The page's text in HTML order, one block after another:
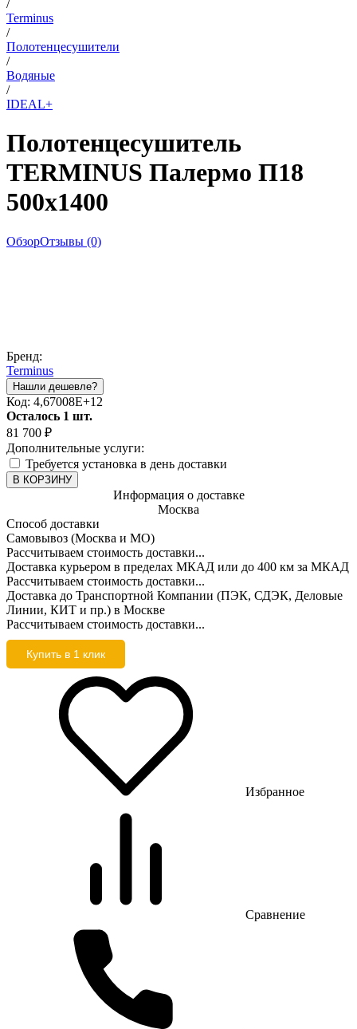
/
Terminus
/
Полотенцесушители
/
Водяные
/
IDEAL+
Полотенцесушитель
TERMINUS Палермо П18
500х1400
ОбзорОтзывы (0)
Бренд:
Terminus
Код: 4,67008E+12
Осталось 1 шт.
81 700 ₽
Дополнительные услуги:
Требуется установка в день доставки
В КОРЗИНУ
Информация о доставке
Москва
Способ доставки
Самовывоз (Москва и МО)
Рассчитываем стоимость доставки...
Доставка курьером в пределах МКАД или до 400 км за МКАД
Рассчитываем стоимость доставки...
Доставка до Транспортной Компании (ПЭК, СДЭК, Деловые
Линии, КИТ и пр.) в Москве
Рассчитываем стоимость доставки...
Купить в 1 клик
Избранное
Сравнение